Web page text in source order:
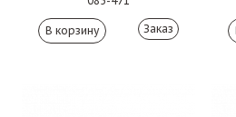
Заказ